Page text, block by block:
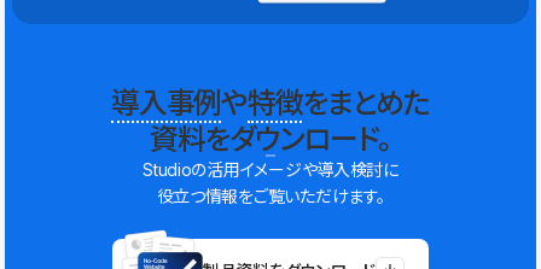
導入事例や特徴をまとめた
資料をダウンロード。
Studioの活用イメージや導入検討に
役立つ情報をご覧いただけます。